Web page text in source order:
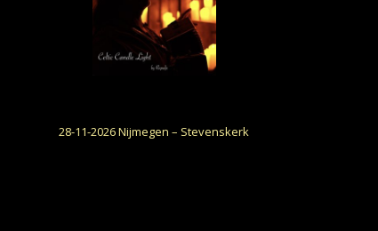
28-11-2026 Nijmegen – Stevenskerk